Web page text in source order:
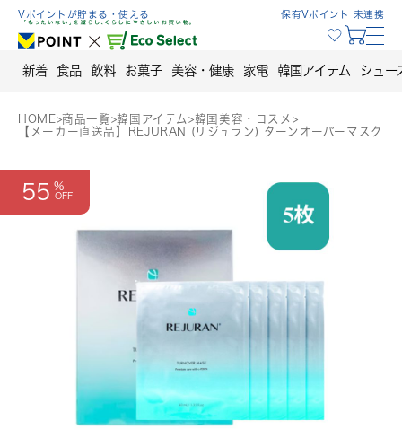
Skip
content
Vポイントが貯まる・使える 保有Vポイント 未連携
新着 食品 飲料 お菓子 美容・健康 家電 韓国アイテム シュー
HOME>商品一覧>韓国アイテム>韓国美容・コスメ >
【メーカー直送品】REJURAN (リジュラン) ターンオーバーマスク
55